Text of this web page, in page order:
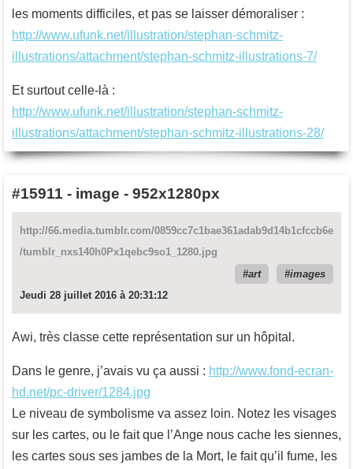
les moments difficiles, et pas se laisser démoraliser :
http://www.ufunk.net/illustration/stephan-schmitz-
illustrations/attachment/stephan-schmitz-illustrations-7/
Et surtout celle-là :
http://www.ufunk.net/illustration/stephan-schmitz-
illustrations/attachment/stephan-schmitz-illustrations-28/
#15911 - image - 952x1280px
http://66.media.tumblr.com/0859cc7c1bae361adab9d14b1cfccb6e
/tumblr_nxs140h0Px1qebc9so1_1280.jpg
art
images
Jeudi 28 juillet 2016 à 20:31:12
Awi, très classe cette représentation sur un hôpital.
Dans le genre, j’avais vu ça aussi : http://www.fond-ecran-
hd.net/pc-driver/1284.jpg
Le niveau de symbolisme va assez loin. Notez les visages
sur les cartes, ou le fait que l’Ange nous cache les siennes,
les cartes sous ses jambes de la Mort, le fait qu’il fume, les